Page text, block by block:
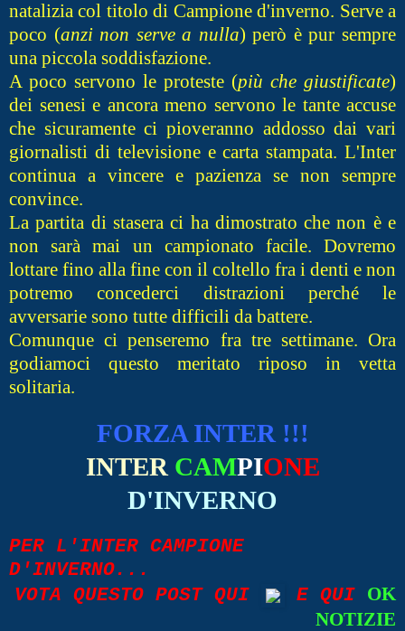
natalizia col titolo di Campione d'inverno. Serve a
poco (anzi non serve a nulla) però è pur sempre
una piccola soddisfazione.
A poco servono le proteste (più che giustificate)
dei senesi e ancora meno servono le tante accuse
che sicuramente ci pioveranno addosso dai vari
giornalisti di televisione e carta stampata. L'Inter
continua a vincere e pazienza se non sempre
convince.
La partita di stasera ci ha dimostrato che non è e
non sarà mai un campionato facile. Dovremo
lottare fino alla fine con il coltello fra i denti e non
potremo concederci distrazioni perché le
avversarie sono tutte difficili da battere.
Comunque ci penseremo fra tre settimane. Ora
godiamoci questo meritato riposo in vetta
solitaria.
FORZA INTER !!!
INTER CAMPIONE
D'INVERNO
PER L'INTER CAMPIONE
D'INVERNO...
VOTA QUESTO POST QUI
E QUI
OK
NOTIZIE